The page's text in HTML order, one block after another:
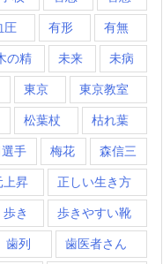
圧 有形 有無
の精 未来 未病
東京 東京教室
松葉杖 枯れ葉
手 梅花 森信三
上昇 正しい生き方
歩き 歩きやすい靴
歯列 歯医者さん